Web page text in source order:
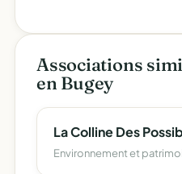
Associations
en Bugey
La Colline Des
Environnement et